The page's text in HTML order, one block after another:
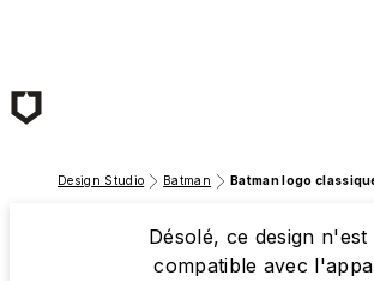
Design Studio Batman Batman logo
Désolé, ce design n'est
compatible avec